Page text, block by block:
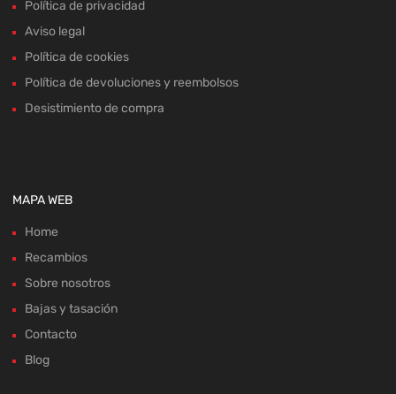
Política de devoluciones y reembolsos
Desistimiento de compra
Sobre nosotros
Bajas y tasación
Contacto
Blog